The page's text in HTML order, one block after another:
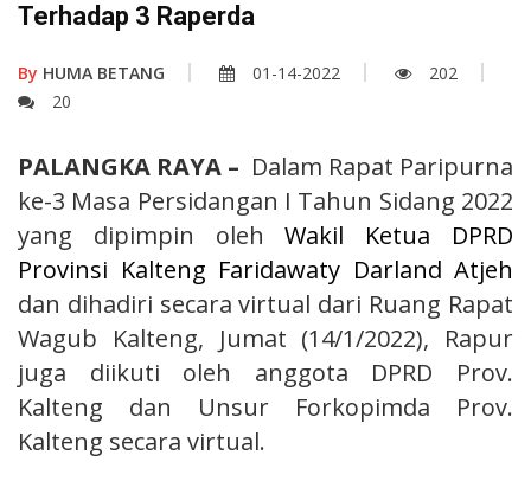
Terhadap 3 Raperda
By HUMA BETANG 01-14-2022
202
20
PALANGKA RAYA – Dalam Rapat Paripurna
ke-3 Masa Persidangan I Tahun Sidang 2022
yang dipimpin olehWakil Ketua DPRD
Provinsi Kalteng Faridawaty Darland Atjeh
dan dihadiri secara virtual dari Ruang Rapat
Wagub Kalteng, Jumat (14/1/2022), Rapur
juga diikuti oleh anggota DPRD Prov.
Kalteng dan Unsur Forkopimda Prov.
Kalteng secara virtual.